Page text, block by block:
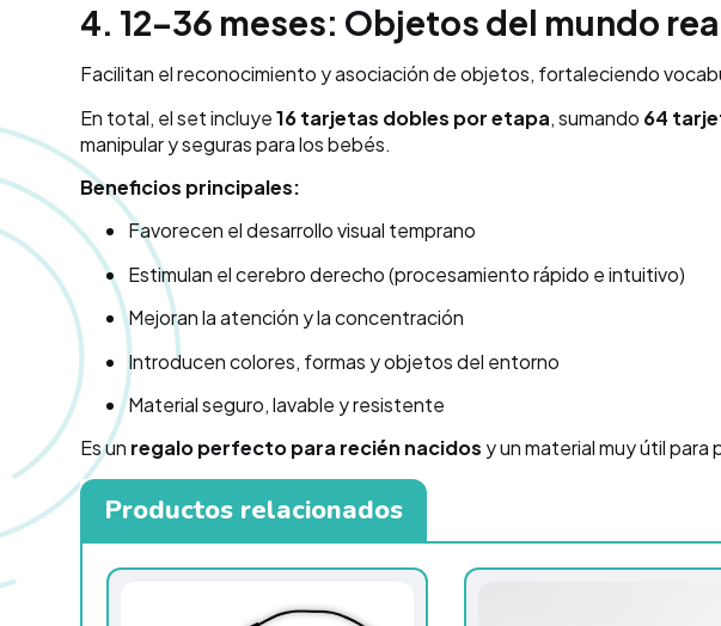
4. 12–36 meses: Objetos del mundo
Facilitan el reconocimiento y asociación de objetos, fortaleciendo
En total, el set incluye16 tarjetas dobles por etapa, sumando 64
manipular y seguras para los bebés.
Beneficios principales:
Favorecen el desarrollo visual temprano
Estimulan el cerebro derecho (procesamiento rápido e intuitivo)
Mejoran la atención y la concentración
Introducen colores, formas y objetos del entorno
Material seguro, lavable y resistente
Es un regalo perfecto para recién nacidos y un material muy útil
Productos relacionados